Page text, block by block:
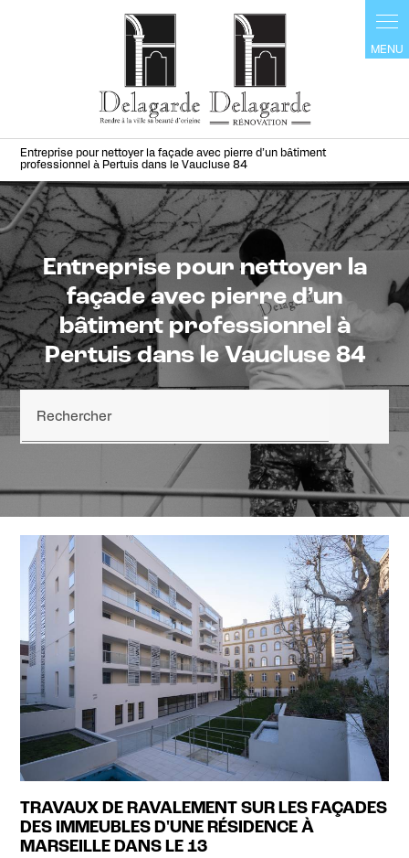
Entreprise pour nettoyer la façade avec pierre d’un bâtiment
professionnel à Pertuis dans le Vaucluse 84
Entreprise pour nettoyer la
façade avec pierre d’un
bâtiment professionnel à
Pertuis dans le Vaucluse 84
Rechercher
TRAVAUX DE RAVALEMENT SUR LES FAÇADES
DES IMMEUBLES D'UNE RÉSIDENCE À
MARSEILLE DANS LE 13